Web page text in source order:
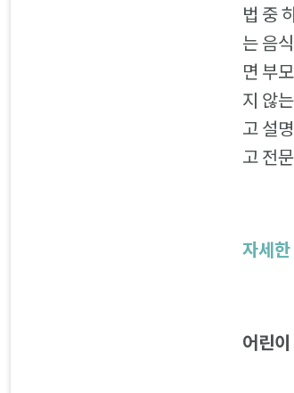
법 중
는 음
면 부
지 않
고 설
고 전
자세
어린